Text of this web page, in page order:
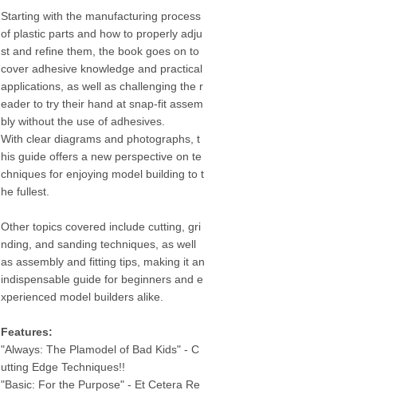
Starting with the manufacturing process
of plastic parts and how to properly adju
st and refine them, the book goes on to
cover adhesive knowledge and practical
applications, as well as challenging the r
eader to try their hand at snap-fit assem
bly without the use of adhesives.
With clear diagrams and photographs, t
his guide offers a new perspective on te
chniques for enjoying model building to t
he fullest.
Other topics covered include cutting, gri
nding, and sanding techniques, as well
as assembly and fitting tips, making it an
indispensable guide for beginners and e
xperienced model builders alike.
Features:
"Always: The Plamodel of Bad Kids" - C
utting Edge Techniques!!
"Basic: For the Purpose" - Et Cetera Re